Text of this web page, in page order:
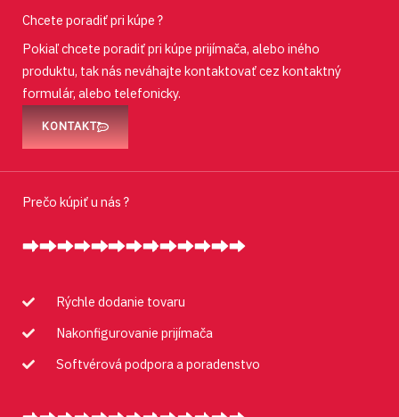
Chcete poradiť pri kúpe ?
Pokiaľ chcete poradiť pri kúpe prijímača, alebo iného
produktu, tak nás neváhajte kontaktovať cez kontaktný
formulár, alebo telefonicky.
KONTAKT
Prečo kúpiť u nás ?
Rýchle dodanie tovaru
Nakonfigurovanie prijímača
Softvérová podpora a poradenstvo